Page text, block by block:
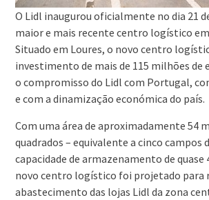
O Lidl inaugurou oficialmente no dia 21
maior e mais recente centro logístico
Situado em Loures, o novo centro
investimento de mais de 115 milhões de
o compromisso do Lidl com Portugal,
e com a dinamização económica do país.
Com uma área de aproximadamente 54
quadrados – equivalente a cinco campos
capacidade de armazenamento de
novo centro logístico foi projetado para
abastecimento das lojas Lidl da zona